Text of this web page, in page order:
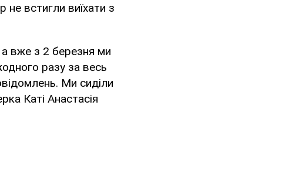
встигли виїхати з
а вже з 2 березня ми
разу за весь
Ми сиділи
Каті Анастасія